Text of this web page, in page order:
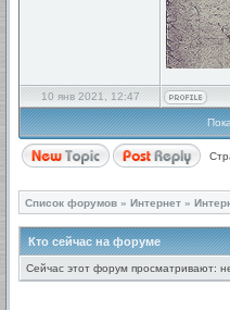
10 янв 2021, 12:47
Список форумов » Интернет »
Кто сейчас на форуме
Сейчас этот форум просматривают: